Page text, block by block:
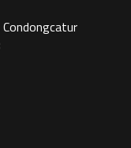
Condongcatur